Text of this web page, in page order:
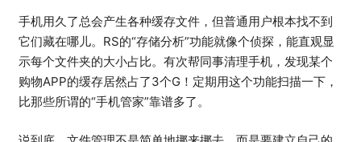
手机用久了总会产生各种缓存文件，但普通用户根本找不到
它们藏在哪儿。RS的“存储分析”功能就像个侦探，能直观显
示每个文件夹的大小占比。有次帮同事清理手机，发现某个
购物APP的缓存居然占了3个G！定期用这个功能扫描一下，
比那些所谓的“手机管家”靠谱多了。